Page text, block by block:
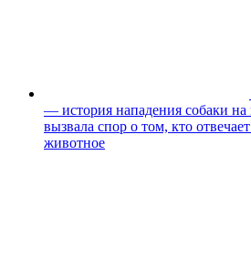
— история нападения собаки
вызвала спор о том, кто
животное